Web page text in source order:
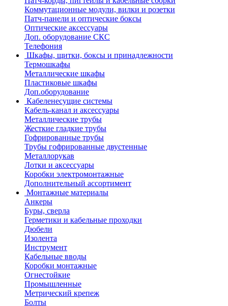
Коммутационные модули, вилки и розетки
Патч-панели и оптические боксы
Оптические аксессуары
Доп. оборудование СКС
Телефония
Шкафы, щитки, боксы и принадлежности
Термошкафы
Металлические шкафы
Пластиковые шкафы
Доп.оборудование
Кабеленесущие системы
Кабель-канал и аксессуары
Металлические трубы
Жесткие гладкие трубы
Гофрированные трубы
Трубы гофрированные двустенные
Металлорукав
Лотки и аксессуары
Коробки электромонтажные
Дополнительный ассортимент
Монтажные материалы
Анкеры
Буры, сверла
Герметики и кабельные проходки
Дюбели
Изолента
Инструмент
Кабельные вводы
Коробки монтажные
Огнестойкие
Промышленные
Метрический крепеж
Болты